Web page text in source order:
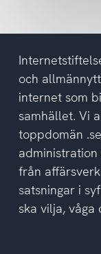
del
av
och
internet som
samhället. Vi
toppdomän
från
satsningar i
ska vilja,